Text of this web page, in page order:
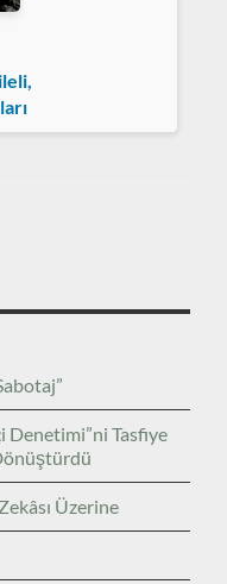
Denetimi”ni Tasfiye
Üzerine